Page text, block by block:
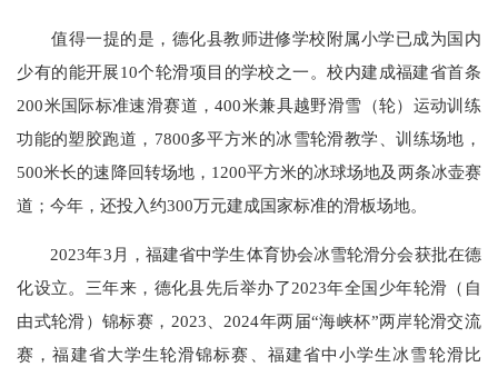
值得一提的是，德化县教师进修学校附属小学已成为国内
少有的能开展10个轮滑项目的学校之一。校内建成福建省首条
200米国际标准速滑赛道，400米兼具越野滑雪（轮）运动训练
功能的塑胶跑道，7800多平方米的冰雪轮滑教学、训练场地，
500米长的速降回转场地，1200平方米的冰球场地及两条冰壶赛
道；今年，还投入约300万元建成国家标准的滑板场地。
2023年3月，福建省中学生体育协会冰雪轮滑分会获批在德
化设立。三年来，德化县先后举办了2023年全国少年轮滑（自
由式轮滑）锦标赛，2023、2024年两届“海峡杯”两岸轮滑交流
赛，福建省大学生轮滑锦标赛、福建省中小学生冰雪轮滑比